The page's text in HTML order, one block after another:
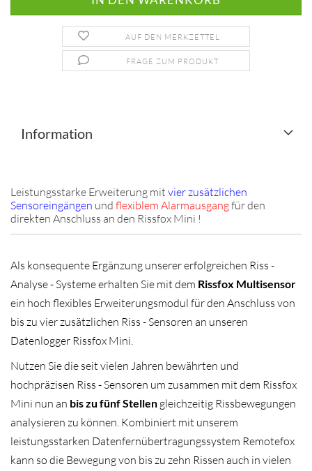
AUF DEN MERKZETTEL
FRAGE ZUM PRODUKT
Information
Leistungsstarke Erweiterung mit vier zusätzlichen
Sensoreingängen und flexiblem Alarmausgangfür den
direkten Anschluss an den Rissfox Mini !
Als konsequente Ergänzung unserer erfolgreichen Riss -
Analyse - Systeme erhalten Sie mit dem Rissfox Multisensor
ein hoch flexibles Erweiterungsmodul für den Anschluss von
bis zu vier zusätzlichen Riss - Sensoren an unseren
Datenlogger Rissfox Mini.
Nutzen Sie die seit vielen Jahren bewährten und
hochpräzisen Riss - Sensoren um zusammen mit dem Rissfox
Mini nun an bis zu fünf Stellen gleichzeitig Rissbewegungen
analysieren zu können. Kombiniert mit unserem
leistungsstarken Datenfernübertragungssystem Remotefox
kann so die Bewegung von bis zu zehn Rissen auch in vielen